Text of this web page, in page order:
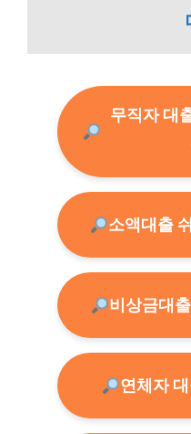
무직자 대
소액대출
비상금대
연체자